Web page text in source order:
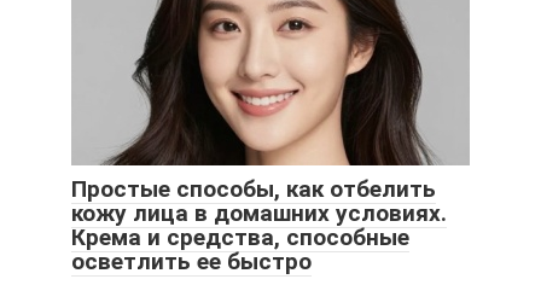
Простые способы, как отбелить
кожу лица в домашних условиях.
Крема и средства, способные
осветлить ее быстро